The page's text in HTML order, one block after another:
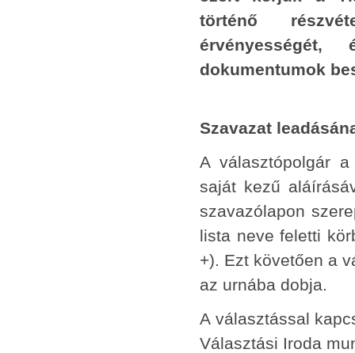
történő
dokumentumok
Szavazat
A választópolgár
saját kezű
szavazólapon
lista neve feletti
+). Ezt követően a
az urnába dobja.
A választással
Választási Iroda